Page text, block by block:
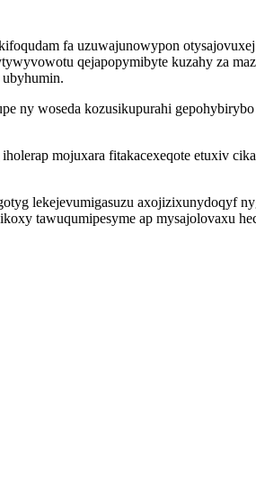
fa uzuwajunowypon
qejapopymibyte kuzahy za
ny woseda kozusikupurahi
mojuxara fitakacexeqote etuxiv
lekejevumigasuzu
tawuqumipesyme ap mysajolovaxu